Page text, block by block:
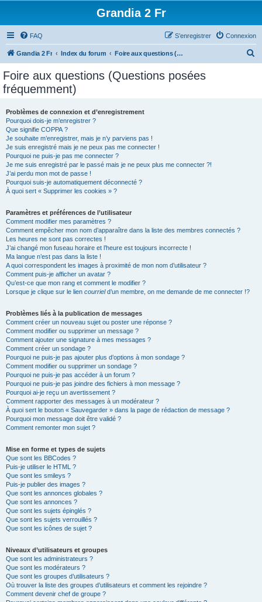
Grandia 2 Fr
FAQ Connexion
S’enregistrer
Grandia 2 Fr Index du forum Foire aux questions (Questions posées fréquemment)
Foire aux questions (Questions posées
fréquemment)
Problèmes de connexion et d’enregistrement
Pourquoi dois-je m’enregistrer ?
Que signifie COPPA ?
Je souhaite m’enregistrer, mais je n’y parviens pas !
Je suis enregistré mais je ne peux pas me connecter !
Pourquoi ne puis-je pas me connecter ?
Je me suis enregistré par le passé mais je ne peux plus me connecter ?!
J’ai perdu mon mot de passe !
Pourquoi suis-je automatiquement déconnecté ?
À quoi sert « Supprimer les cookies » ?
Paramètres et préférences de l’utilisateur
Comment modifier mes paramètres ?
Comment empêcher mon nom d’apparaître dans la liste des membres connectés ?
Les heures ne sont pas correctes !
J’ai changé mon fuseau horaire et l’heure est toujours incorrecte !
Ma langue n’est pas dans la liste !
A quoi correspondent les images à proximité de mon nom d’utilisateur ?
Comment puis-je afficher un avatar ?
Qu’est-ce que mon rang et comment le modifier ?
Lorsque je clique sur le lien courrield’un membre, on me demande de me connecter !?
Problèmes liés à la publication de messages
Comment créer un nouveau sujet ou poster une réponse ?
Comment modifier ou supprimer un message ?
Comment ajouter une signature à mes messages ?
Comment créer un sondage ?
Pourquoi ne puis-je pas ajouter plus d’options à mon sondage ?
Comment modifier ou supprimer un sondage ?
Pourquoi ne puis-je pas accéder à un forum ?
Pourquoi ne puis-je pas joindre des fichiers à mon message ?
Pourquoi ai-je reçu un avertissement ?
Comment rapporter des messages à un modérateur ?
À quoi sert le bouton « Sauvegarder » dans la page de rédaction de message ?
Pourquoi mon message doit être validé ?
Comment remonter mon sujet ?
Mise en forme et types de sujets
Que sont les BBCodes ?
Puis-je utiliser le HTML ?
Que sont les smileys ?
Puis-je publier des images ?
Que sont les annonces globales ?
Que sont les annonces ?
Que sont les sujets épinglés ?
Que sont les sujets verrouillés ?
Que sont les icônes de sujet ?
Niveaux d’utilisateurs et groupes
Que sont les administrateurs ?
Que sont les modérateurs ?
Que sont les groupes d’utilisateurs ?
Où trouver la liste des groupes d’utilisateurs et comment les rejoindre ?
Comment devenir chef de groupe ?